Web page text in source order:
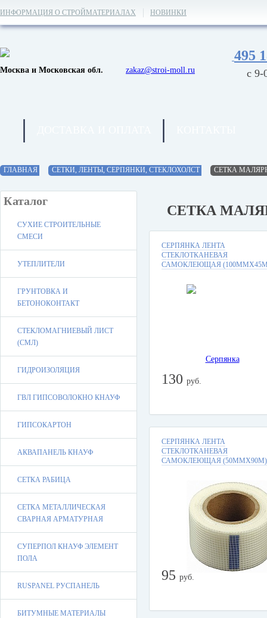
ИНФОРМАЦИЯ О СТРОЙМАТЕРИАЛАХ НОВИНКИ
Москва и Московская обл. zakaz@stroi-moll.ru
495
с 9-
ГЛАВНАЯ СЕТКИ, ЛЕНТЫ, СЕРПЯНКИ, СТЕКЛОХОЛСТ СЕТКА
Каталог
СУХИЕ СТРОИТЕЛЬНЫЕ
СМЕСИ
УТЕПЛИТЕЛИ
ГРУНТОВКА И
БЕТОНОКОНТАКТ
СТЕКЛОМАГНИЕВЫЙ ЛИСТ
(СМЛ)
ГИДРОИЗОЛЯЦИЯ
ГВЛ ГИПСОВОЛОКНО КНАУФ
ГИПСОКАРТОН
АКВАПАНЕЛЬ КНАУФ
СЕТКА РАБИЦА
СЕТКА МЕТАЛЛИЧЕСКАЯ
СВАРНАЯ АРМАТУРНАЯ
СУПЕРПОЛ КНАУФ ЭЛЕМЕНТ
ПОЛА
RUSPANEL РУСПАНЕЛЬ
БИТУМНЫЕ МАТЕРИАЛЫ
СЕТКА
СЕРПЯНКА ЛЕНТА
СТЕКЛОТКАНЕВАЯ
САМОКЛЕЮЩАЯ
130 руб.
СЕРПЯНКА ЛЕНТА
СТЕКЛОТКАНЕВАЯ
САМОКЛЕЮЩАЯ (50ММХ90М)
95 руб.